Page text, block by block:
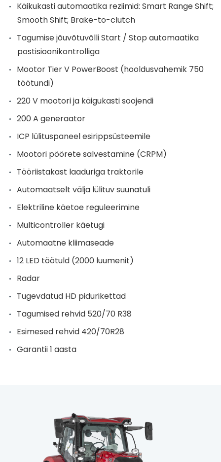
Käikukasti automaatika reziimid: Smart Range Shift;
Smooth Shift; Brake-to-clutch
Tagumise jõuvõtuvõlli Start / Stop automaatika
postisioonikontrolliga
Mootor Tier V PowerBoost (hooldusvahemik 750
töötundi)
220 V mootori ja käigukasti soojendi
200 A generaator
ICP lülituspaneel esirippsüsteemile
Mootori pöörete salvestamine (CRPM)
Tööriistakast laaduriga traktorile
Automaatselt välja lülituv suunatuli
Elektriline käetoe reguleerimine
Multicontroller käetugi
Automaatne kliimaseade
12 LED töötuld (2000 luumenit)
Radar
Tugevdatud HD pidurikettad
Tagumised rehvid 520/70 R38
Esimesed rehvid 420/70R28
Garantii 1 aasta